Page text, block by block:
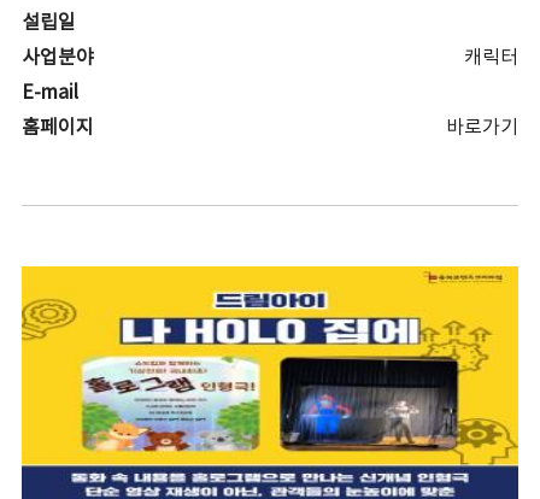
설립일
사업분야
캐릭터
E-mail
홈페이지
바로가기